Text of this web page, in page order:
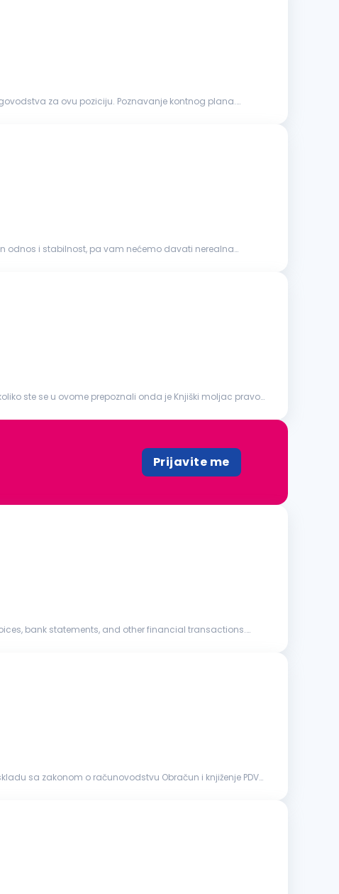
Poznavanje kontnog plana.
odnos i stabilnost, pa vam nećemo davati nerealna
ste se u ovome prepoznali onda je Knjiški moljac pravo
Prijavite me
sa zakonom o računovodstvu Obračun i knjiženje PDV-